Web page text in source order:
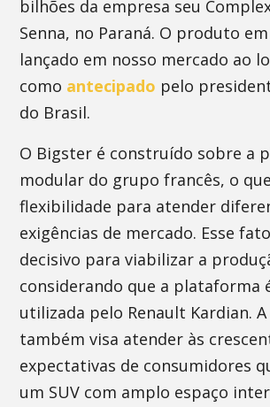
bilhões da empresa seu
Senna, no Paraná. O produto
lançado em nosso mercado ao
como antecipado pelo
do Brasil.
O Bigster é construído sobre a
modular do grupo francês, o
flexibilidade para atender
exigências de mercado. Esse
decisivo para viabilizar a
considerando que a plataforma
utilizada pelo Renault Kardian.
também visa atender às
expectativas de consumidores
um SUV com amplo espaço